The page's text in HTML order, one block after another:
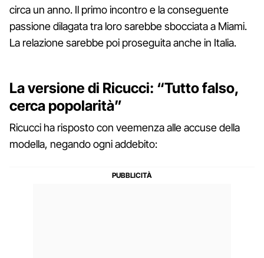
circa un anno. Il primo incontro e la conseguente
passione dilagata tra loro sarebbe sbocciata a Miami.
La relazione sarebbe poi proseguita anche in Italia.
La versione di Ricucci: “Tutto falso,
cerca popolarità”
Ricucci ha risposto con veemenza alle accuse della
modella, negando ogni addebito: